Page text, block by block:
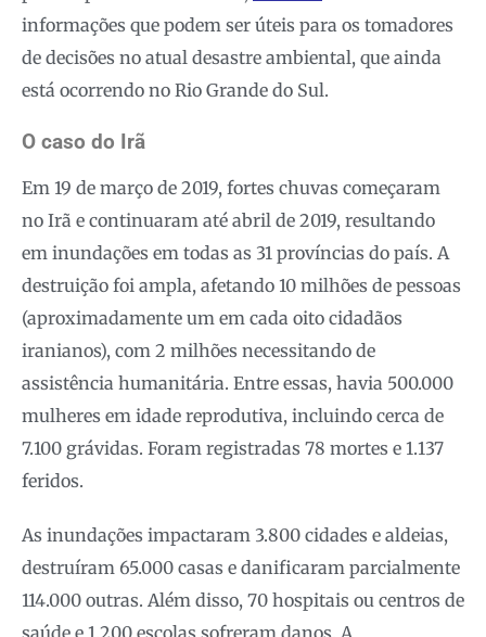
informações que podem ser úteis para os tomadores
de decisões no atual desastre ambiental, que ainda
está ocorrendo no Rio Grande do Sul.
O caso do Irã
Em 19 de março de 2019, fortes chuvas começaram
no Irã e continuaram até abril de 2019, resultando
em inundações em todas as 31 províncias do país. A
destruição foi ampla, afetando 10 milhões de pessoas
(aproximadamente um em cada oito cidadãos
iranianos), com 2 milhões necessitando de
assistência humanitária. Entre essas, havia 500.000
mulheres em idade reprodutiva, incluindo cerca de
7.100 grávidas. Foram registradas 78 mortes e 1.137
feridos.
As inundações impactaram 3.800 cidades e aldeias,
destruíram 65.000 casas e danificaram parcialmente
114.000 outras. Além disso, 70 hospitais ou centros de